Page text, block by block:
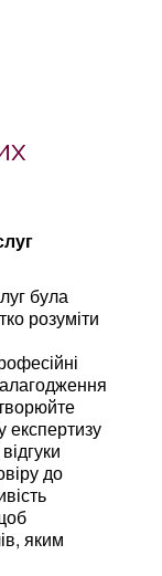
була
розуміти
експертизу
до
яким